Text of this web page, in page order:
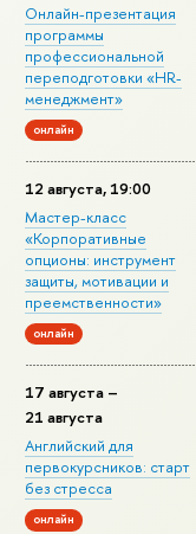
Онлайн-презентация
программы
профессиональной
переподготовки «HR-
менеджмент»
онлайн
12 августа, 19:00
Мастер-класс
«Корпоративные
опционы: инструмент
защиты, мотивации и
преемственности»
онлайн
17 августа –
21 августа
Английский для
первокурсников: старт
без стресса
онлайн